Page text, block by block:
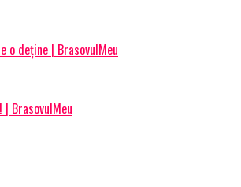
o deține | BrasovulMeu
BrasovulMeu